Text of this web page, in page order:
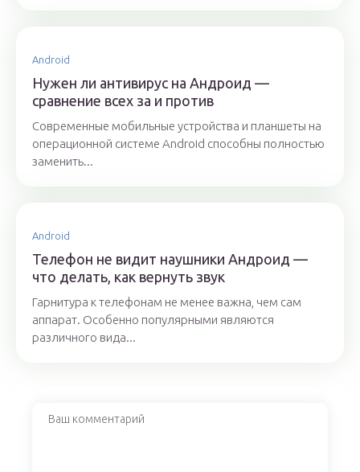
Android
Нужен ли антивирус на Андроид —
сравнение всех за и против
Современные мобильные устройства и планшеты на
операционной системе Android способны полностью
заменить...
Android
Телефон не видит наушники Андроид —
что делать, как вернуть звук
Гарнитура к телефонам не менее важна, чем сам
аппарат. Особенно популярными являются
различного вида...